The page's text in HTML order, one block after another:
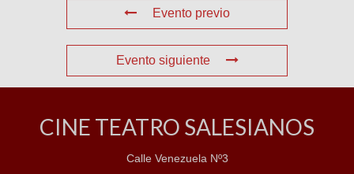
Evento previo
Evento siguiente
CINE TEATRO SALESIANOS
Calle Venezuela Nº3